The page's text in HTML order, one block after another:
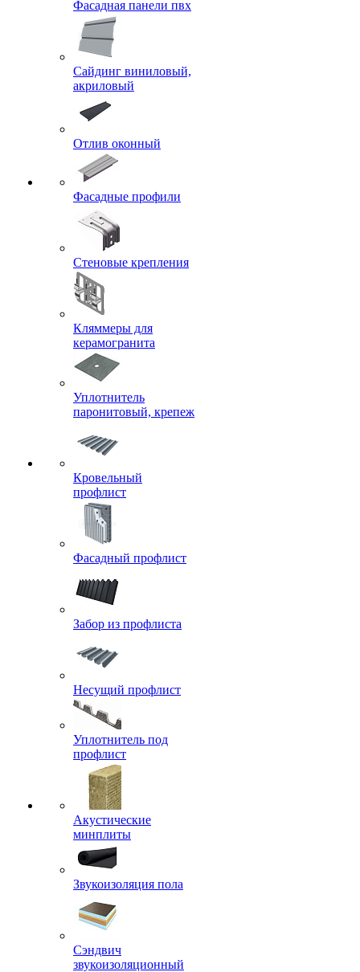
Фасадная панели пвх
Сайдинг виниловый,
акриловый
Отлив оконный
Фасадные профили
Стеновые крепления
Кляммеры для
керамогранита
Уплотнитель
паронитовый, крепеж
Кровельный
профлист
Фасадный профлист
Забор из профлиста
Несущий профлист
Уплотнитель под
профлист
Акустические
минплиты
Звукоизоляция пола
Сэндвич
звукоизоляционный